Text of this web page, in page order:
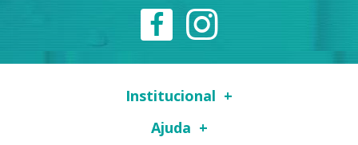
Institucional
Ajuda